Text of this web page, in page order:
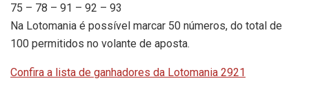
75 – 78 – 91 – 92 – 93
Na Lotomania é possível marcar 50 números, do total de
100 permitidos no volante de aposta.
Confira a lista de ganhadores da Lotomania 2921